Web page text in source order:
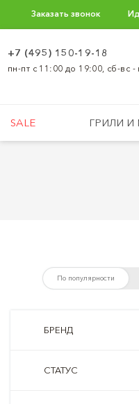
Заказать звонок
+7 (495) 150-19-18
пн-пт с 11:00 до 19:00, сб-вс -
SALE ГРИЛИ И
По популярности
БРЕНД
СТАТУС